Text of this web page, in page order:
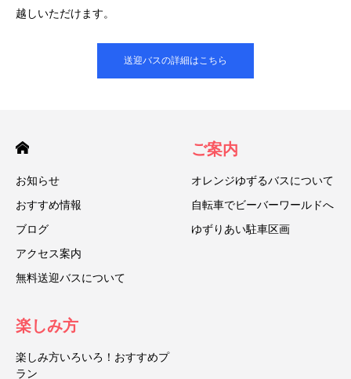
越しいただけます。
送迎バスの詳細はこちら
お知らせ
おすすめ情報
ブログ
アクセス案内
無料送迎バスについて
ご案内
オレンジゆずるバスについて
自転車でビーバーワールドへ
ゆずりあい駐車区画
楽しみ方
楽しみ方いろいろ！おすすめプ
ラン